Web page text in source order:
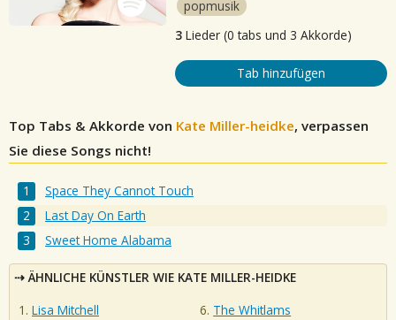
popmusik
3 Lieder (0 tabs und 3 Akkorde)
Tab hinzufügen
Top Tabs & Akkorde von Kate Miller-heidke, verpassen
Sie diese Songs nicht!
Space They Cannot Touch
Last Day On Earth
Sweet Home Alabama
ÄHNLICHE KÜNSTLER WIE KATE MILLER-HEIDKE
Lisa Mitchell
The Whitlams